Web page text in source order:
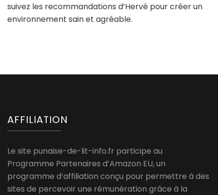
suivez les recommandations d’Hervé pour créer un
environnement sain et agréable.
AFFILIATION
Le site punaise-de-lit-info.fr participe au
Programme Partenaires d’Amazon EU, un
programme d’affiliation conçu pour permettre à des
sites de percevoir une rémunération grâce à la